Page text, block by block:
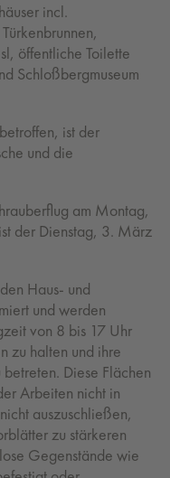
incl.
öffentliche Toilette
Schloßbergmuseum
ist der
und die
am Montag,
der Dienstag, 3. März
Haus- und
und werden
von 8 bis 17 Uhr
zu halten und ihre
Diese Flächen
Arbeiten nicht in
auszuschließen,
zu stärkeren
Gegenstände wie